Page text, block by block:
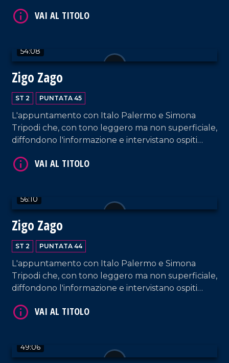
Lamezia Terme.
54:08
Zigo Zago
ST 2 PUNTATA 45
L'appuntamento con Italo Palermo e Simona
Tripodi che, con tono leggero ma non superficiale,
diffondono l'informazione e intervistano ospiti
Lamezia Terme.
56:10
Zigo Zago
ST 2 PUNTATA 44
L'appuntamento con Italo Palermo e Simona
Tripodi che, con tono leggero ma non superficiale,
diffondono l'informazione e intervistano ospiti
Lamezia Terme.
49:06
VAI AL TITOLO